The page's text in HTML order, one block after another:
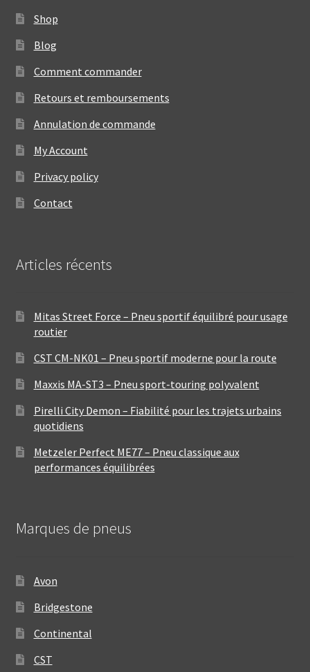
Shop
Blog
Comment commander
Retours et remboursements
Annulation de commande
My Account
Privacy policy
Contact
Articles récents
Mitas Street Force – Pneu sportif équilibré pour usage
routier
CST CM-NK01 – Pneu sportif moderne pour la route
Maxxis MA-ST3 – Pneu sport-touring polyvalent
Pirelli City Demon – Fiabilité pour les trajets urbains
quotidiens
Metzeler Perfect ME77 – Pneu classique aux
performances équilibrées
Marques de pneus
Avon
Bridgestone
Continental
CST